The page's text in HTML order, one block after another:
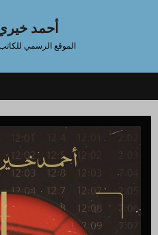
أحمد
الموقع الرسمي